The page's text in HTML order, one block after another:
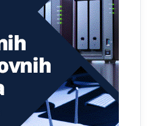
dosadašnjeg znaka "X"
mora u potpunosti
je isključivo zbog tehničkih
11:45
opravdan strah, posebno kada
osobe sa slabijim vidom ili